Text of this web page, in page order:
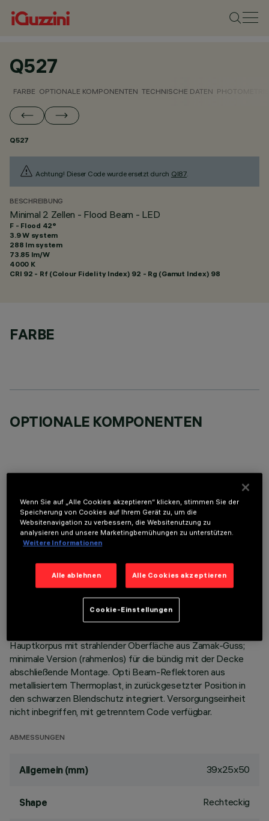
Q527
FARBE OPTIONALE KOMPONENTEN TECHNISCHE DATEN
Q527
Achtung! Dieser Code wurde ersetzt durch QI87.
BESCHREIBUNG
Minimal 2 Zellen - Flood Beam - LED
F - Flood 42°
3.9 W system
288 lm system
73.85 lm/W
4000 K
CRI 92 - Rf (Colour Fidelity Index) 92 - Rg (Gamut Index) 98
FARBE
OPTIONALE KOMPONENTEN
TECHNISCHE DATEN
LETZTES UPDATE: 01.08.2026
Miniaturisierte, lineare Einbauleuchte mit 2 optischen
kompakten Größe der Leuchte sorgt die patentierte
Technologie des optischen Systems für einen effizienten
Hauptkorpus mit strahlender Oberfläche aus Zamak-Guss;
minimale Version (rahmenlos) für die bündig mit der Decke
abschließende Montage. Opti Beam-Reflektoren aus
metallisiertem Thermoplast, in zurückgesetzter Position in
den schwarzen Blendschutz integriert. Versorgungseinheit
nicht inbegriffen, mit getrenntem Code verfügbar.
ABMESSUNGEN
Allgemein (mm) 39x25x50
Shape Rechteckig
Wenn Sie auf „Alle Cookies akzeptieren“ klicken, stimmen Sie der
Speicherung von Cookies auf Ihrem Gerät zu, um die
Websitenavigation zu verbessern, die Websitenutzung zu
analysieren und unsere Marketingbemühungen zu unterstützen.
Weitere Informationen
Alle ablehnen Alle Cookies akzeptieren
Cookie-Einstellungen